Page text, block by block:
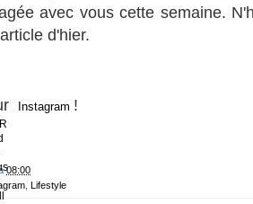
avec vous cette semaine.
d'hier.
Instagram !
08:00
Lifestyle